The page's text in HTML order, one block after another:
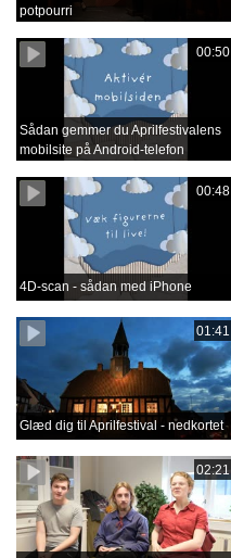
potpourri
00:50
Sådan gemmer du Aprilfestivalens
mobilsite på Android-telefon
00:48
4D-scan - sådan med iPhone
01:41
Glæd dig til Aprilfestival - nedkortet
02:21